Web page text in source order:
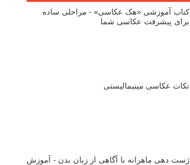
کتاب آموزشی «هک عکاسی» - مراحلی ساده
برای پیشرفت عکاسی شما
نکات عکاسی مینیمالیستی
ژست دهی ماهرانه با آگاهی از زبان بدن - آموزش